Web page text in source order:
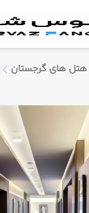
هتل های گرجستان